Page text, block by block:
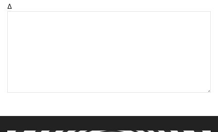
Δ